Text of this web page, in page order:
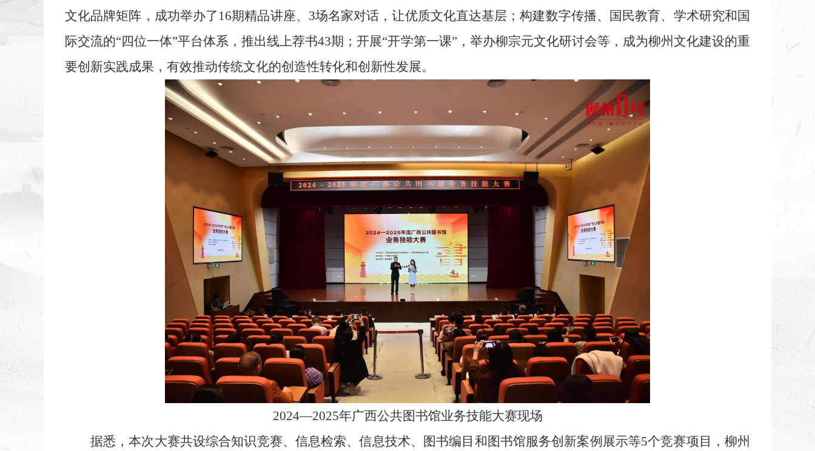
文化品牌矩阵，成功举办了16期精品讲座、3场名家对话，让优质文化直达基层；构建数字传播、国民教育、学术研究和国
际交流的“四位一体”平台体系，推出线上荐书43期；开展“开学第一课”，举办柳宗元文化研讨会等，成为柳州文化建设的重
要创新实践成果，有效推动传统文化的创造性转化和创新性发展。
2024—2025年广西公共图书馆业务技能大赛现场
据悉，本次大赛共设综合知识竞赛、信息检索、信息技术、图书编目和图书馆服务创新案例展示等5个竞赛项目，柳州